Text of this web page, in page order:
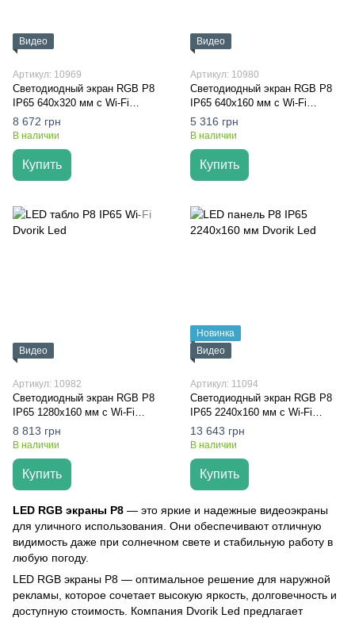
Видео
Артикул: 10969
Светодиодный экран RGB P8
IP65 640x320 мм с Wi-Fi
управлением
8 672 грн
В наличии
Купить
Видео
Артикул: 10980
Светодиодный экран RGB P8
IP65 640x160 мм с Wi-Fi
управлением
5 316 грн
В наличии
Купить
Видео
Артикул: 10982
Светодиодный экран RGB P8
IP65 1280x160 мм с Wi-Fi
управлением
8 813 грн
В наличии
Купить
Новинка
Видео
Артикул: 11094
Светодиодный экран RGB P8
IP65 2240x160 мм с Wi-Fi
управлением
13 643 грн
В наличии
Купить
LED RGB экраны P8 — это яркие и надежные видеоэкраны
для уличного использования. Они обеспечивают отличную
видимость даже при солнечном свете и стабильную работу в
любую погоду.
LED RGB экраны P8 — оптимальное решение для наружной
рекламы, которое сочетает высокую яркость, долговечность и
доступную стоимость. Компания Dvorik Led предлагает